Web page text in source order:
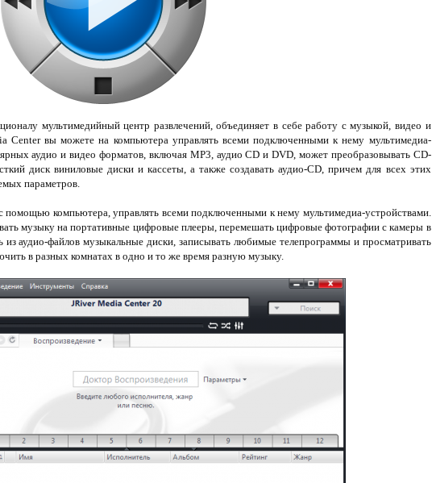
мультимедийный центр развлечений, объединяет в себе работу с музыкой, видео и
Center вы можете на компьютера управлять всеми подключенными к нему мультимедиа-
аудио и видео форматов, включая MP3, аудио CD и DVD, может преобразовывать CD-
диск виниловые диски и кассеты, а также создавать аудио-CD, причем для всех этих
параметров.
компьютера, управлять всеми подключенными к нему мультимедиа-устройствами.
музыку на портативные цифровые плееры, перемешать цифровые фотографии с камеры в
аудио-файлов музыкальные диски, записывать любимые телепрограммы и просматривать
в разных комнатах в одно и то же время разную музыку.